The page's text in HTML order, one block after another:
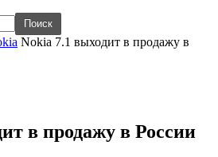
Nokia 7.1 выходит в продажу в
в продажу в России